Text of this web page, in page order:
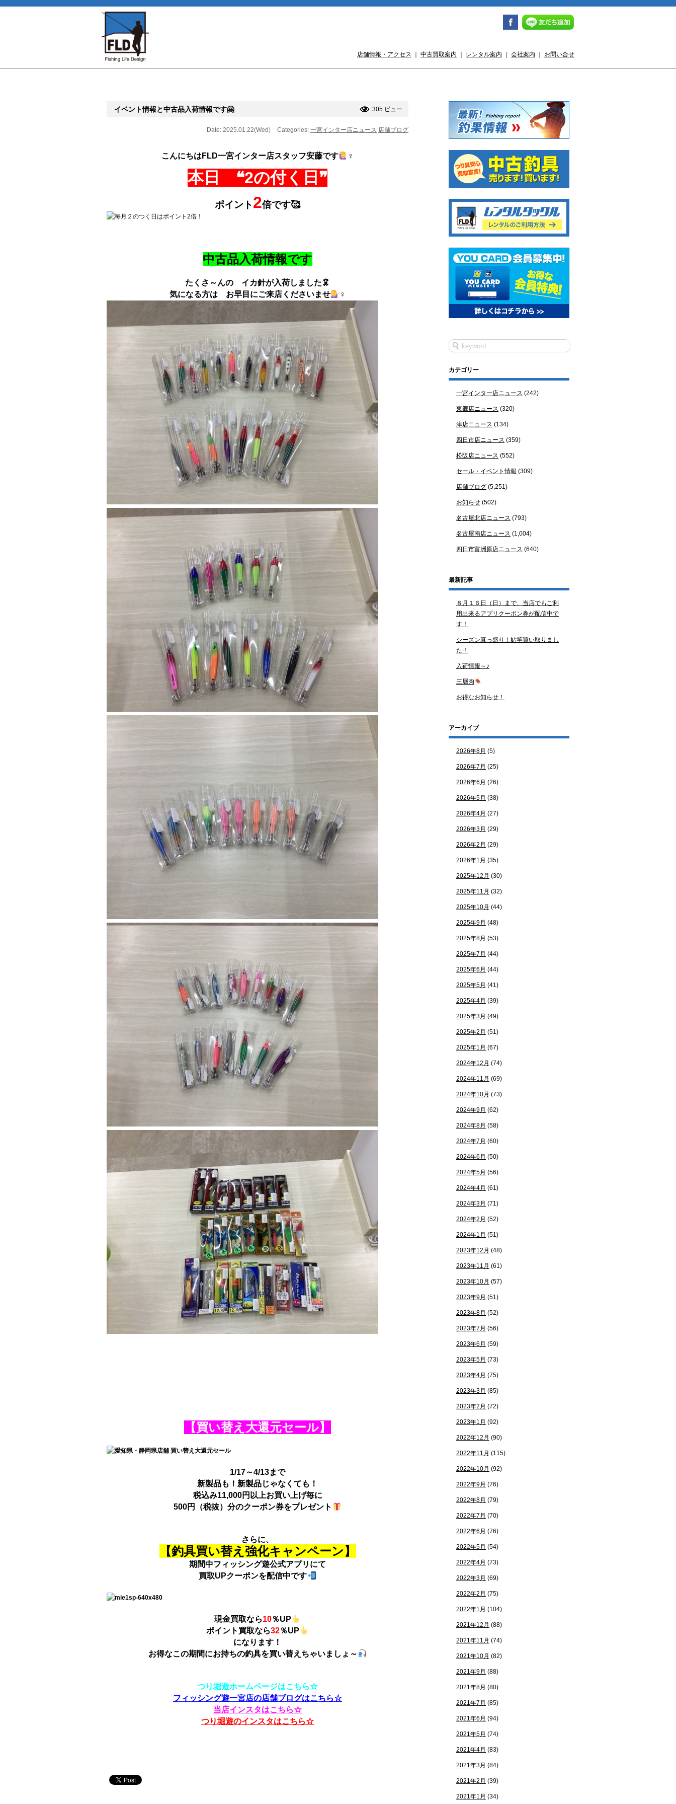
店舗情報・アクセス 中古買取案内 レンタル案内 会社案内 お問い合せ
イベント情報と中古品入荷情報です🤗 305 ビュー
Date: 2025.01.22(Wed) Categories: 一宮インター店ニュース 店舗ブログ
こんにちはFLD一宮インター店スタッフ安藤です ‍♀️
本日 ❝2の付く日❞
ポイント2倍です🥰
中古品入荷情報です
たくさ～んの イカ針が入荷しました🦑
気になる方は お早目にご来店くださいませ
‍♀️
【買い替え大還元セール】
1/17～4/13まで
新製品も！新製品じゃなくても！
税込み11,000円以上お買い上げ毎に
500円（税抜）分のクーポン券をプレゼント
さらに、
【釣具買い替え強化キャンペーン】
期間中フィッシング遊公式アプリにて
買取UPクーポンを配信中です
現金買取なら10％UP
ポイント買取なら32％UP
になります！
お得なこの期間にお持ちの釣具を買い替えちゃいましょ～
つり堀遊ホームページはこちら☆
フィッシング遊一宮店の店舗ブログはこちら☆
当店インスタはこちら☆
つり堀遊のインスタはこちら☆
カテゴリー
一宮インター店ニュース (242)
東郷店ニュース (320)
津店ニュース (134)
四日市店ニュース (359)
松阪店ニュース (552)
セール・イベント情報 (309)
店舗ブログ (5,251)
お知らせ (502)
名古屋北店ニュース (793)
名古屋南店ニュース (1,004)
四日市富洲原店ニュース (640)
最新記事
８月１６日（日）まで、当店でもご利
用出来るアプリクーポン券が配信中で
す！
シーズン真っ盛り！鮎竿買い取りまし
た！
入荷情報～♪
三層肉
お得なお知らせ！
アーカイブ
2026年8月 (5)
2026年7月 (25)
2026年6月 (26)
2026年5月 (38)
2026年4月 (27)
2026年3月 (29)
2026年2月 (29)
2026年1月 (35)
2025年12月 (30)
2025年11月 (32)
2025年10月 (44)
2025年9月 (48)
2025年8月 (53)
2025年7月 (44)
2025年6月 (44)
2025年5月 (41)
2025年4月 (39)
2025年3月 (49)
2025年2月 (51)
2025年1月 (67)
2024年12月 (74)
2024年11月 (69)
2024年10月 (73)
2024年9月 (62)
2024年8月 (58)
2024年7月 (60)
2024年6月 (50)
2024年5月 (56)
2024年4月 (61)
2024年3月 (71)
2024年2月 (52)
2024年1月 (51)
2023年12月 (48)
2023年11月 (61)
2023年10月 (57)
2023年9月 (51)
2023年8月 (52)
2023年7月 (56)
2023年6月 (59)
2023年5月 (73)
2023年4月 (75)
2023年3月 (85)
2023年2月 (72)
2023年1月 (92)
2022年12月 (90)
2022年11月 (115)
2022年10月 (92)
2022年9月 (76)
2022年8月 (79)
2022年7月 (70)
2022年6月 (76)
2022年5月 (54)
2022年4月 (73)
2022年3月 (69)
2022年2月 (75)
2022年1月 (104)
2021年12月 (88)
2021年11月 (74)
2021年10月 (82)
2021年9月 (88)
2021年8月 (80)
2021年7月 (85)
2021年6月 (94)
2021年5月 (74)
2021年4月 (83)
2021年3月 (84)
2021年2月 (39)
2021年1月 (34)